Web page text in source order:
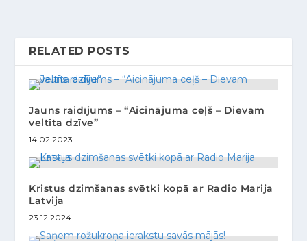
RELATED POSTS
Jauns raidījums – “Aicinājuma ceļš – Dievam
veltīta dzīve”
14.02.2023
Kristus dzimšanas svētki kopā ar Radio Marija
Latvija
23.12.2024